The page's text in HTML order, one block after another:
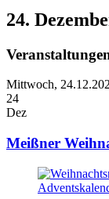
24.
Mittwoch,
24
Dez
Meißner